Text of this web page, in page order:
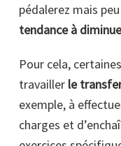
pédalerez mais
tendance à
Pour cela,
travailler le
exemple, à
charges et